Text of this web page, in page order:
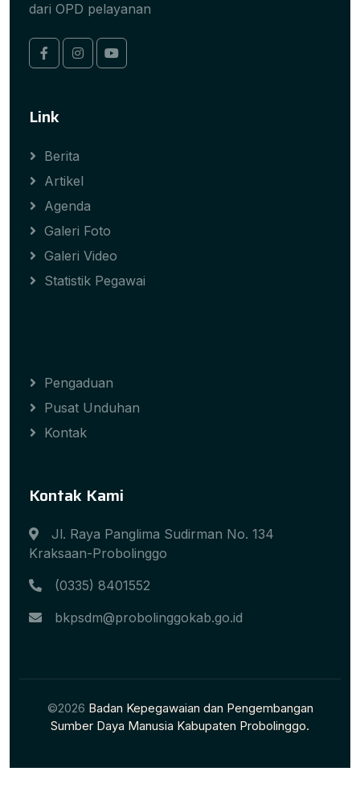
dari OPD pelayanan
Link
Berita
Artikel
Agenda
Galeri Foto
Galeri Video
Statistik Pegawai
Pengaduan
Pusat Unduhan
Kontak
Kontak Kami
Jl. Raya Panglima Sudirman No. 134
Kraksaan-Probolinggo
(0335) 8401552
bkpsdm@probolinggokab.go.id
©2026 Badan Kepegawaian dan Pengembangan
Sumber Daya Manusia Kabupaten Probolinggo.